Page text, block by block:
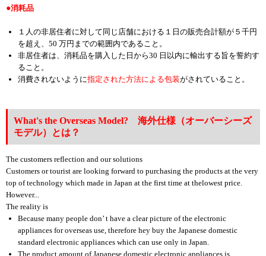
消耗品
１人の非居住者に対して同じ店舗における１日の販売合計額が５千円
を超え、50 万円までの範囲内であること。
非居住者は、消耗品を購入した日から30 日以内に輸出する旨を誓約す
ること。
消費されないように指定された方法による包装がされていること。
What's the Overseas Model? 海外仕様（オーバーシーズ
モデル）とは？
The customers reflection and our solutions
Customers or tourist are looking forward to purchasing the products at the very
top of technology which made in Japan at the first time at thelowest price.
However...
The reality is
Because many people don’ t have a clear picture of the electronic
appliances for overseas use, therefore hey buy the Japanese domestic
standard electronic appliances which can use only in Japan.
The product amount of Japanese domestic electronic appliances is